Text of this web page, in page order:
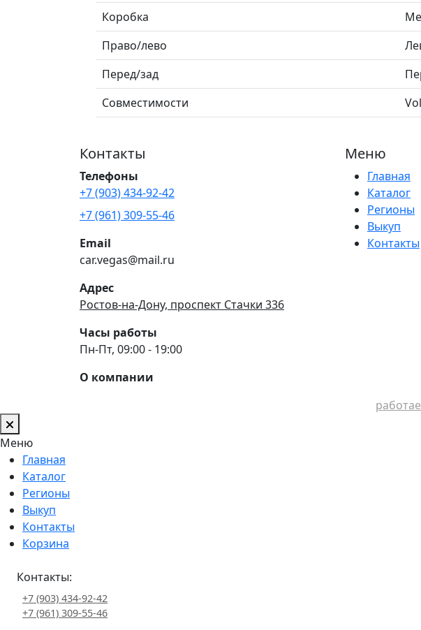
Коробка
Право/лево
Перед/зад
Совместимости
Контакты
Телефоны
+7 (903) 434-92-42
+7 (961) 309-55-46
Email
car.vegas@mail.ru
Адрес
Ростов-на-Дону, проспект Стачки 336
Часы работы
Пн-Пт, 09:00 - 19:00
О компании
Меню
Главная
Каталог
Регионы
Выкуп
Контакты
Меню
Главная
Каталог
Регионы
Выкуп
Контакты
Корзина
Контакты:
+7 (903) 434-92-42
+7 (961) 309-55-46